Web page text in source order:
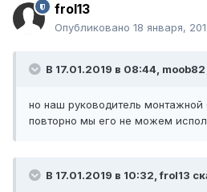
frol13
Опубликовано 18 января,
В 17.01.2019 в 08:44, moob82
но наш руководитель монтажной
повторно мы его не можем
В 17.01.2019 в 10:32,frol13